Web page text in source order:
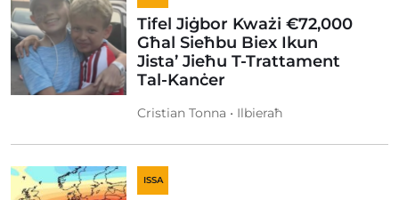
Tifel Jiġbor Kważi €72,000
Għal Sieħbu Biex Ikun
Jista’ Jieħu T-Trattament
Tal-Kanċer
Cristian Tonna • Ilbieraħ
ISSA